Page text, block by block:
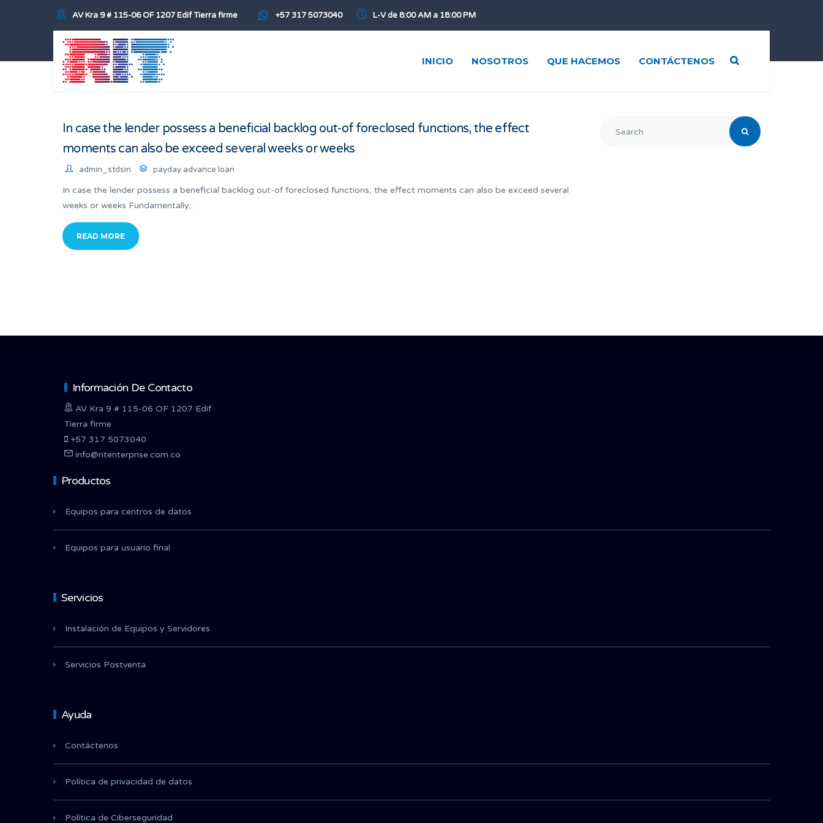
AV Kra 9 # 115-06 OF 1207 Edif Tierra firme +57 317 5073040 L-V de 8:00 AM a 18:00 PM
INICIO NOSOTROS QUE HACEMOS CONTÁCTENOS
In case the lender possess a beneficial backlog out-of foreclosed functions, the effect
moments can also be exceed several weeks or weeks
admin_stdsin payday advance loan
In case the lender possess a beneficial backlog out-of foreclosed functions, the effect moments can also be exceed several
weeks or weeks Fundamentally,.
READ MORE
Información De Contacto
AV Kra 9 # 115-06 OF 1207 Edif
Tierra firme
+57 317 5073040
info@ritenterprise.com.co
Productos
Equipos para centros de datos
Equipos para usuario final
Servicios
Instalación de Equipos y Servidores
Servicios Postventa
Ayuda
Contáctenos
Política de privacidad de datos
Política de Ciberseguridad